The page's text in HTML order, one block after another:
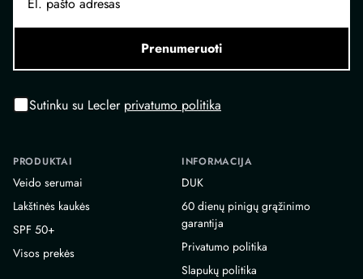
Prenumeruoti
Sutinku su Lecler privatumo politika
PRODUKTAI
Veido serumai
Lakštinės kaukės
SPF 50+
Visos prekės
INFORMACIJA
DUK
60 dienų pinigų grąžinimo
garantija
Privatumo politika
Slapukų politika